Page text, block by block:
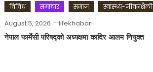
विविध समाचार समाज स्वास्थ्य-जीवनशैली
August 5, 2026 lifekhabar
नेपाल फार्मेसी परिषद्को अध्यक्षमा कादिर आलम नियुक्त